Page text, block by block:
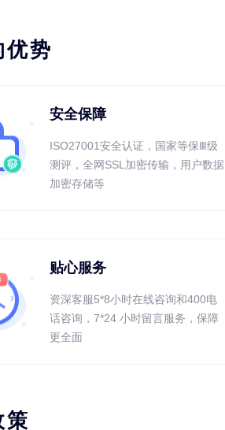
优势
安全保障
ISO27001安全认证，国家等保Ⅲ级
测评，全网SSL加密传输，用户数据
加密存储等
贴心服务
资深客服5*8小时在线咨询和400电
话咨询，7*24 小时留言服务，保障
更全面
策